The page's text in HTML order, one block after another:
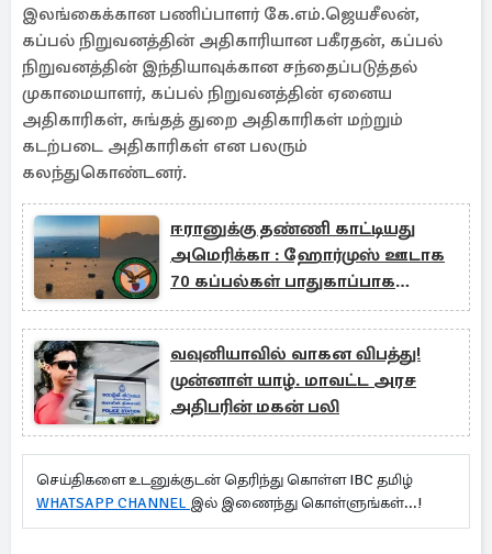
இலங்கைக்கான பணிப்பாளர் கே.எம்.ஜெயசீலன்,
கப்பல் நிறுவனத்தின் அதிகாரியான பகீரதன், கப்பல்
நிறுவனத்தின் இந்தியாவுக்கான சந்தைப்படுத்தல்
முகாமையாளர், கப்பல் நிறுவனத்தின் ஏனைய
அதிகாரிகள், சுங்தத் துறை அதிகாரிகள் மற்றும்
கடற்படை அதிகாரிகள் என பலரும்
கலந்துகொண்டனர்.
ஈரானுக்கு தண்ணி காட்டியது
அமெரிக்கா : ஹோர்முஸ் ஊடாக
70 கப்பல்கள் பாதுகாப்பாக
வெளியேற்றம்
வவுனியாவில் வாகன விபத்து!
முன்னாள் யாழ். மாவட்ட அரச
அதிபரின் மகன் பலி
செய்திகளை உடனுக்குடன் தெரிந்து கொள்ள IBC தமிழ்
WHATSAPP CHANNEL இல் இணைந்து கொள்ளுங்கள்...!